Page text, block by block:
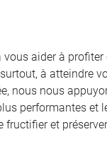
vous aider à
à atteindre
nous nous
performantes et
fructifier et